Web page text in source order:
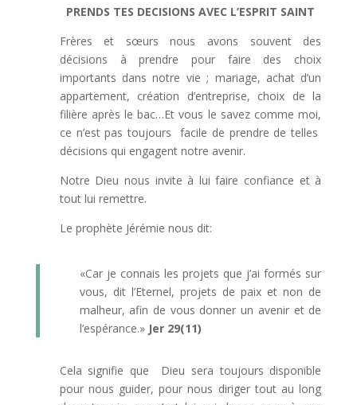
PRENDS TES DECISIONS AVEC L’ESPRIT SAINT
Frères et sœurs nous avons souvent des
décisions à prendre pour faire des choix
importants dans notre vie ; mariage, achat d’un
appartement, création d’entreprise, choix de la
filière après le bac…Et vous le savez comme moi,
ce n’est pas toujours facile de prendre de telles
décisions qui engagent notre avenir.
Notre Dieu nous invite à lui faire confiance et à
tout lui remettre.
Le prophète Jérémie nous dit:
«Car je connais les projets que j’ai formés sur
vous, dit l’Eternel, projets de paix et non de
malheur, afin de vous donner un avenir et de
l’espérance.»Jer 29(11)
Cela signifie que Dieu sera toujours disponible
pour nous guider, pour nous diriger tout au long